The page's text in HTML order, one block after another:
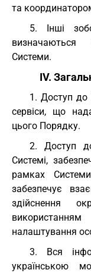
та
5. Інші
визначаються
Системи.
IV.
1. Доступ до
сервіси, що
цього Порядку.
2. Доступ
Системі,
рамках
забезпечує
здійснення
налаштування
3. Вся
українською